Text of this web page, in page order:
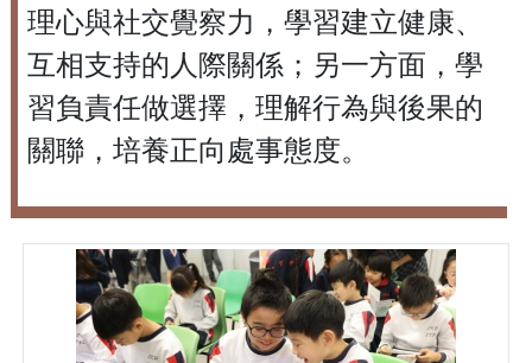
理心與社交覺察力，學習建立健康、
互相支持的人際關係；另一方面，學
習負責任做選擇，理解行為與後果的
關聯，培養正向處事態度。